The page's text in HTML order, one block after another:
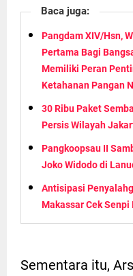
Baca juga:
Pangdam XIV/Hsn,
Pertama Bagi
Memiliki Peran
Ketahanan Pangan
30 Ribu Paket
Persis Wilayah
Pangkoopsau II
Joko Widodo di
Antisipasi
Makassar Cek
Sementara itu,